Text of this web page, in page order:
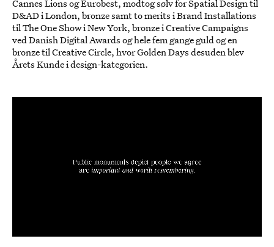
Cannes Lions og Eurobest, modtog sølv for Spatial Design til
D&AD i London, bronze samt to merits i Brand Installations
til The One Show i New York, bronze i Creative Campaigns
ved Danish Digital Awards og hele fem gange guld og en
bronze til Creative Circle, hvor Golden Days desuden blev
Årets Kunde i design-kategorien.